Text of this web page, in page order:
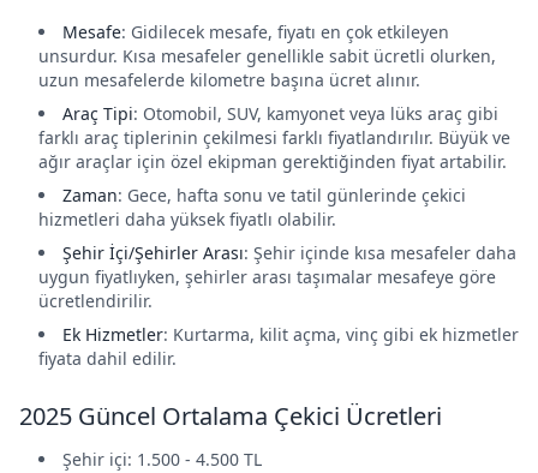
Mesafe: Gidilecek mesafe, fiyatı en çok etkileyen
unsurdur. Kısa mesafeler genellikle sabit ücretli olurken,
uzun mesafelerde kilometre başına ücret alınır.
Araç Tipi: Otomobil, SUV, kamyonet veya lüks araç gibi
farklı araç tiplerinin çekilmesi farklı fiyatlandırılır. Büyük ve
ağır araçlar için özel ekipman gerektiğinden fiyat artabilir.
Zaman: Gece, hafta sonu ve tatil günlerinde çekici
hizmetleri daha yüksek fiyatlı olabilir.
Şehir İçi/Şehirler Arası: Şehir içinde kısa mesafeler daha
uygun fiyatlıyken, şehirler arası taşımalar mesafeye göre
ücretlendirilir.
Ek Hizmetler: Kurtarma, kilit açma, vinç gibi ek hizmetler
fiyata dahil edilir.
2025 Güncel Ortalama Çekici Ücretleri
Şehir içi: 1.500 - 4.500 TL